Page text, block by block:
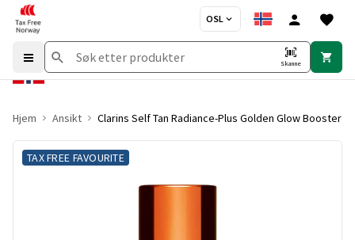
OSL
Skanne
Hjem Ansikt Clarins Self Tan Radiance-Plus Golden Glow Booster
TAX FREE FAVOURITE